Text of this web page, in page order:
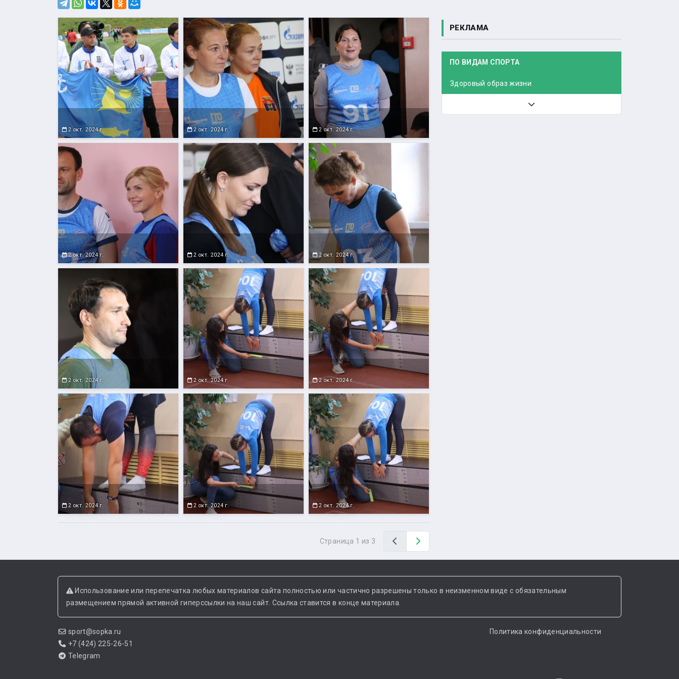
2 окт. 2024 г. 2 окт. 2024 г. 2 окт. 2024 г.
2 окт. 2024 г. 2 окт. 2024 г. 2 окт. 2024 г.
2 окт. 2024 г. 2 окт. 2024 г. 2 окт. 2024 г.
2 окт. 2024 г. 2 окт. 2024 г. 2 окт. 2024 г.
Страница 1 из 3 Назад
РЕКЛАМА
ПО ВИДАМ СПОРТА
Здоровый образ жизни
Использование или перепечатка любых материалов сайта полностью или частично разрешены только в неизменном виде с обязательным
размещением прямой активной гиперссылки на наш сайт. Ссылка ставится в конце материала.
sport@sopka.ru
+7 (424) 225-26-51
Telegram
Политика конфиденциальности